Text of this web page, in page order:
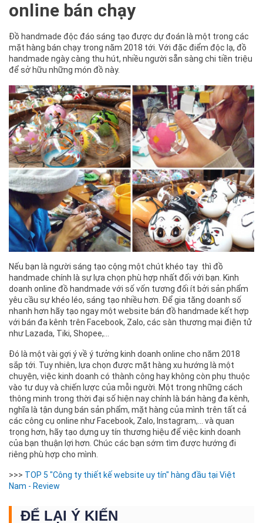
online bán chạy
Đồ handmade độc đáo sáng tạo được dự đoán là một trong các
mặt hàng bán chạy trong năm 2018 tới. Với đặc điểm độc lạ, đồ
handmade ngày càng thu hút, nhiều người sẵn sàng chi tiền triệu
để sở hữu những món đồ này.
Nếu bạn là người sáng tạo cộng một chút khéo tay thì đồ
handmade chính là sự lựa chọn phù hợp nhất đối với bạn. Kinh
doanh online đồ handmade với số vốn tương đối ít bởi sản phẩm
yêu cầu sự khéo léo, sáng tạo nhiều hơn. Để gia tăng doanh số
nhanh hơn hãy tạo ngay một website bán đồ handmade kết hợp
với bán đa kênh trên Facebook, Zalo, các sàn thương mại điện tử
như Lazada, Tiki, Shopee,…
Đó là một vài gợi ý về ý tưởng kinh doanh online cho năm 2018
sắp tới. Tuy nhiên, lựa chọn được mặt hàng xu hướng là một
chuyện, việc kinh doanh có thành công hay không còn phụ thuộc
vào tư duy và chiến lược của mỗi người. Một trong những cách
thông minh trong thời đại số hiện nay chính là bán hàng đa kênh,
nghĩa là tận dụng bán sản phẩm, mặt hàng của mình trên tất cả
các công cụ online như Facebook, Zalo, Instagram,… và quan
trọng hơn, hãy tạo dựng uy tín thương hiệu để việc kinh doanh
của bạn thuận lợi hơn. Chúc các bạn sớm tìm được hướng đi
riêng phù hợp cho mình.
>>> TOP 5 "Công ty thiết kế website uy tín" hàng đầu tại Việt
Nam - Review
ĐỂ LẠI Ý KIẾN